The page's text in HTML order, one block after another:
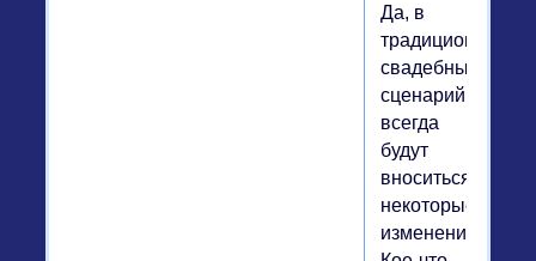
Да, в
традиционный
свадебный
сценарий
всегда
будут
вноситься
некоторые
изменения.